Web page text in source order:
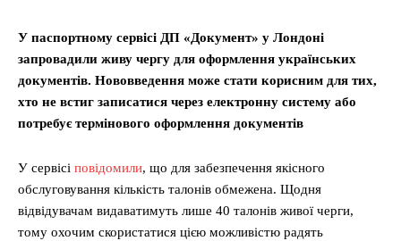
У паспортному сервісі ДП «Документ» у Лондоні
запровадили живу чергу для оформлення українських
документів. Нововведення може стати корисним для тих,
хто не встиг записатися через електронну систему або
потребує термінового оформлення документів
У сервісі повідомили, що для забезпечення якісного
обслуговування кількість талонів обмежена. Щодня
відвідувачам видаватимуть лише 40 талонів живої черги,
тому охочим скористатися цією можливістю радять